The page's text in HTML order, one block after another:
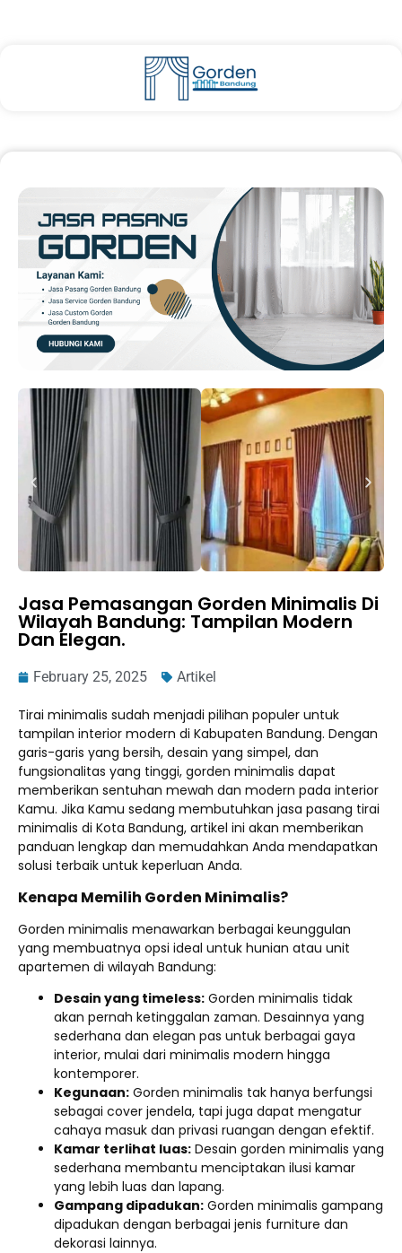
Jasa Pemasangan Gorden Minimalis Di
Wilayah Bandung: Tampilan Modern
Dan Elegan.
February 25, 2025 Artikel
Tirai minimalis sudah menjadi pilihan populer untuk
tampilan interior modern di Kabupaten Bandung. Dengan
garis-garis yang bersih, desain yang simpel, dan
fungsionalitas yang tinggi, gorden minimalis dapat
memberikan sentuhan mewah dan modern pada interior
Kamu. Jika Kamu sedang membutuhkan jasa pasang tirai
minimalis di Kota Bandung, artikel ini akan memberikan
panduan lengkap dan memudahkan Anda mendapatkan
solusi terbaik untuk keperluan Anda.
Kenapa Memilih Gorden Minimalis?
Gorden minimalis menawarkan berbagai keunggulan
yang membuatnya opsi ideal untuk hunian atau unit
apartemen di wilayah Bandung:
Desain yang timeless: Gorden minimalis tidak
akan pernah ketinggalan zaman. Desainnya yang
sederhana dan elegan pas untuk berbagai gaya
interior, mulai dari minimalis modern hingga
kontemporer.
Kegunaan: Gorden minimalis tak hanya berfungsi
sebagai cover jendela, tapi juga dapat mengatur
cahaya masuk dan privasi ruangan dengan efektif.
Kamar terlihat luas: Desain gorden minimalis yang
sederhana membantu menciptakan ilusi kamar
yang lebih luas dan lapang.
Gampang dipadukan: Gorden minimalis gampang
dipadukan dengan berbagai jenis furniture dan
dekorasi lainnya.